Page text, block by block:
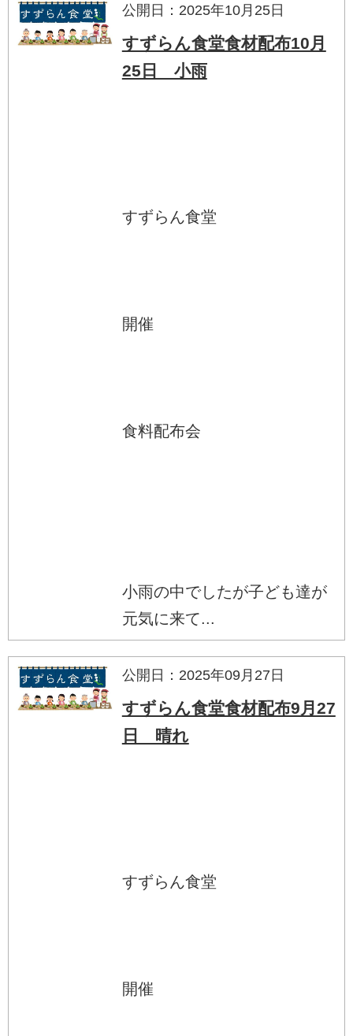
公開日：2025年10月25日
すずらん食堂食材配布10月
25日 小雨
すずらん食堂
開催
食料配布会
小雨の中でしたが子ども達が
元気に来て...
公開日：2025年09月27日
すずらん食堂食材配布9月27
日 晴れ
すずらん食堂
開催